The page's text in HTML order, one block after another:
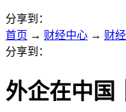
分享到：
首页 → 财经中心 → 财
分享到：
外企在中国